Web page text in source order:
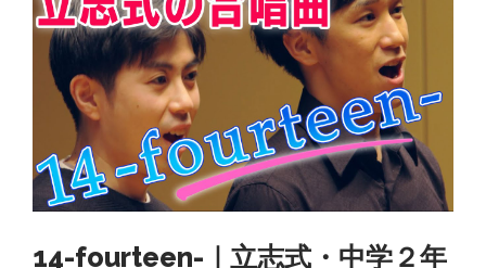
14-fourteen-｜立志式・中学２年